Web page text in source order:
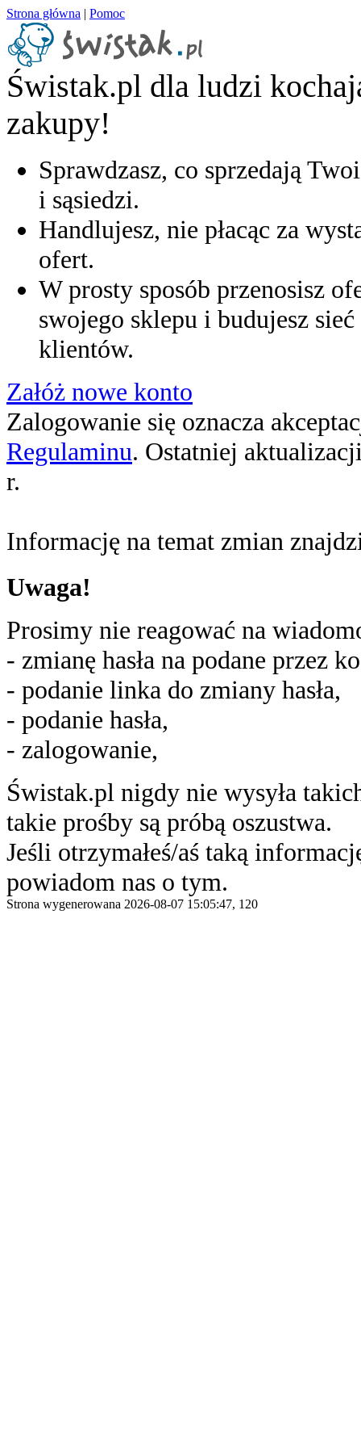
Strona główna | Pomoc
Świstak.pl dla ludzi
zakupy!
Sprawdzasz, co sprzedają
i sąsiedzi.
Handlujesz, nie płacąc za
ofert.
W prosty sposób przenosisz
swojego sklepu i budujesz sieć
klientów.
Załóż nowe konto
Zalogowanie się oznacza
Regulaminu. Ostatniej
r.
Informację na temat zmian
Uwaga!
Prosimy nie reagować na
- zmianę hasła na podane przez
- podanie linka do zmiany hasła,
- podanie hasła,
- zalogowanie,
Świstak.pl nigdy nie wysyła
takie prośby są próbą oszustwa.
Jeśli otrzymałeś/aś taką
powiadom nas o tym.
Strona wygenerowana 2026-08-07 15:05:47, 120